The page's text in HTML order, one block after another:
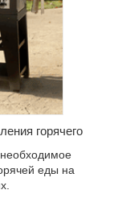
горячего
еды на